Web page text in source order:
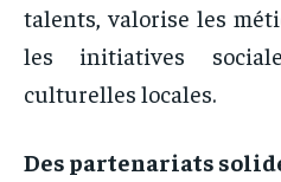
talents, valorise les
les initiatives
culturelles locales.
Des partenariats